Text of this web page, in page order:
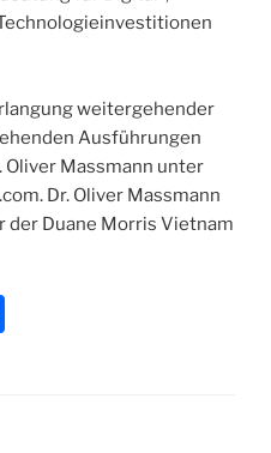
weitergehender
Ausführungen
Oliver Massmann unter
Dr. Oliver Massmann
Duane Morris Vietnam